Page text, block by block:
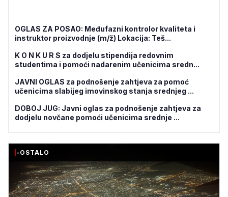
OGLAS ZA POSAO: Međufazni kontrolor kvaliteta i
instruktor proizvodnje (m/ž) Lokacija: Teš...
K O N K U R S za dodjelu stipendija redovnim
studentima i pomoći nadarenim učenicima sredn...
JAVNI OGLAS za podnošenje zahtjeva za pomoć
učenicima slabijeg imovinskog stanja srednjeg ...
DOBOJ JUG: Javni oglas za podnošenje zahtjeva za
dodjelu novčane pomoći učenicima srednje ...
-OSTALO